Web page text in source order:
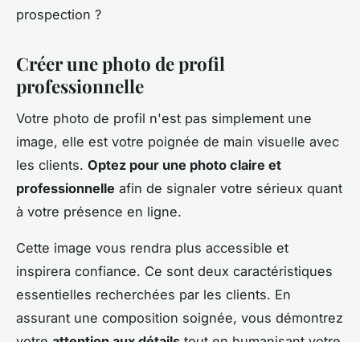
prospection ?
Créer une photo de profil
professionnelle
Votre photo de profil n'est pas simplement une
image, elle est votre poignée de main visuelle avec
les clients. Optez pour une photo claire et
professionnelle afin de signaler votre sérieux quant
à votre présence en ligne.
Cette image vous rendra plus accessible et
inspirera confiance. Ce sont deux caractéristiques
essentielles recherchées par les clients. En
assurant une composition soignée, vous démontrez